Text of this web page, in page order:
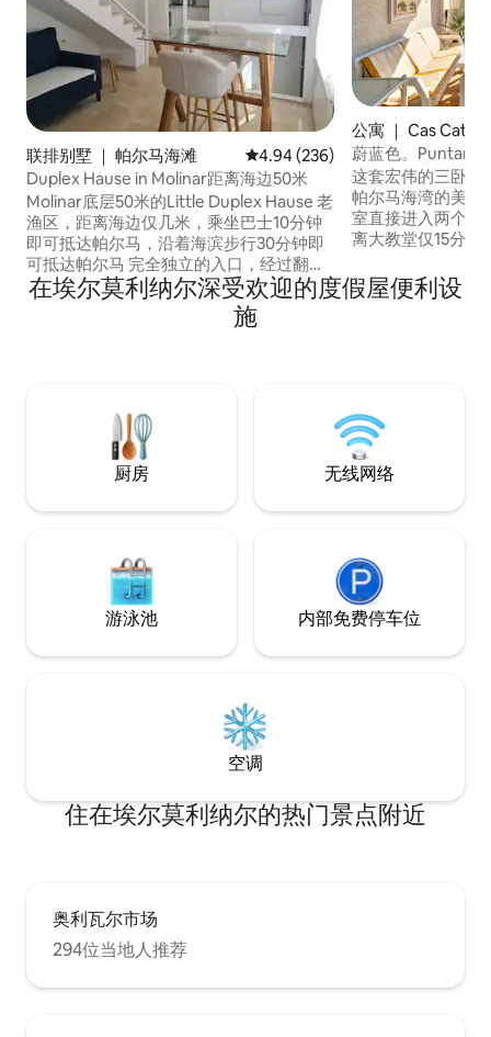
联排别墅 ｜ 帕尔马海滩 平均评分 4.94 分（满分 5 分），
4.94 (236)
Duplex Hause in Molinar距离海边50米
Molinar底层50米的Little Duplex Hause 老
渔区，距离海边仅几米，乘坐巴士10分钟
即可抵达帕尔马，沿着海滨步行30分钟即
可抵达帕尔马 完全独立的入口，经过翻
新，非常适合两人入住。 双人卧室和套内
卫生间。 空调、洗碗机、洗衣机、中央暖
公寓 ｜ Cas Català
蔚蓝色。
这套宏伟的三卧室
帕尔马海湾的美景
室直接进入两个海滩。 地理位置
离大教堂仅15分钟
School ） 500米
部（ Real Club de
在埃尔莫利纳尔深受欢迎的度假屋便利设
施
厨房 无线网络
游泳池 内部免费停车位
空调
住在埃尔莫利纳尔的热门景点附近
奥利瓦尔市场
294位当地人推荐